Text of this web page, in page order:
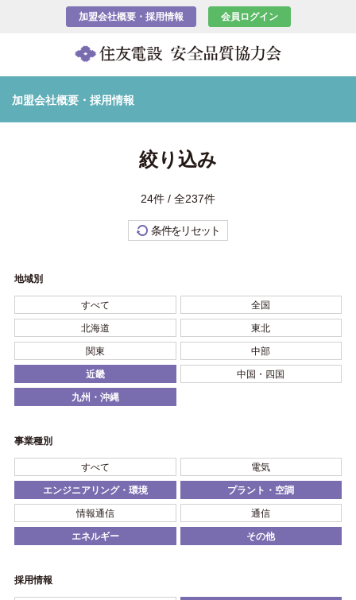
加盟会社概要・採用情報 会員ログイン
加盟会社概要・採用情報
絞り込み
24件 / 全237件
条件をリセット
地域別
すべて 全国
北海道 東北
関東 中部
近畿 中国・四国
九州・沖縄
事業種別
すべて 電気
エンジニアリング・環境 プラント・空調
情報通信 通信
エネルギー その他
採用情報